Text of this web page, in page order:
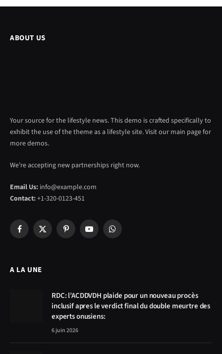
ABOUT US
Your source for the lifestyle news. This demo is crafted specifically to
exhibit the use of the theme as a lifestyle site. Visit our main page for
more demos.
We're accepting new partnerships right now.
Email Us: info@example.com
Contact:+1-320-0123-451
Facebook
X
PinterestYouTubeWhatsApp
A LA UNE
RDC: l’ACDDVDH plaide pour un nouveau procès
inclusif apres le verdict final du double meurtre des
experts onusiens:
6 juin 2026